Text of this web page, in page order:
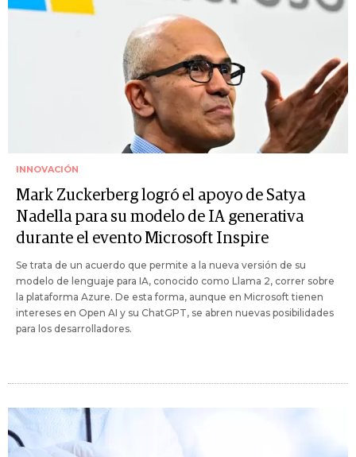
INNOVACIÓN
Mark Zuckerberg logró el apoyo de Satya
Nadella para su modelo de IA generativa
durante el evento Microsoft Inspire
Se trata de un acuerdo que permite a la nueva versión de su
modelo de lenguaje para IA, conocido como Llama 2, correr sobre
la plataforma Azure. De esta forma, aunque en Microsoft tienen
intereses en Open AI y su ChatGPT, se abren nuevas posibilidades
para los desarrolladores.